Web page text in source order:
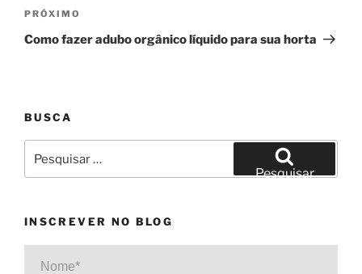
Próximo
post
PRÓXIMO
Como fazer adubo orgânico líquido para sua horta
BUSCA
por:
Pesquisar
INSCREVER NO BLOG
Nome*